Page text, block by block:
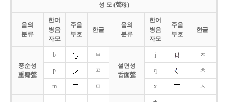
성 모 (聲母)
음의
분류
한어
병음
자모
주음
부호
한글
음의
분류
한어
병음
자모
주음
부호
한글
중순성
重脣聲
b
ㅂ
설면성
舌面聲
j ㅈ
p ㅍ q ㅊ
m ㅁ x ㅅ